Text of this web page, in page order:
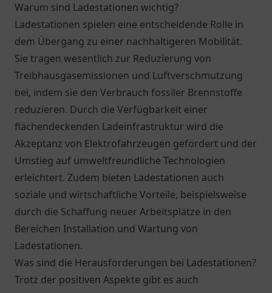
Warum sind Ladestationen wichtig?
Ladestationen spielen eine entscheidende Rolle in
dem Übergang zu einer nachhaltigeren Mobilität.
Sie tragen wesentlich zur Reduzierung von
Treibhausgasemissionen und Luftverschmutzung
bei, indem sie den Verbrauch fossiler Brennstoffe
reduzieren. Durch die Verfügbarkeit einer
flächendeckenden Ladeinfrastruktur wird die
Akzeptanz von Elektrofahrzeugen gefördert und der
Umstieg auf umweltfreundliche Technologien
erleichtert. Zudem bieten Ladestationen auch
soziale und wirtschaftliche Vorteile, beispielsweise
durch die Schaffung neuer Arbeitsplätze in den
Bereichen Installation und Wartung von
Ladestationen.
Was sind die Herausforderungen bei Ladestationen?
Trotz der positiven Aspekte gibt es auch